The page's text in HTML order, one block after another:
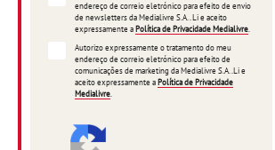
endereço de correio eletrónico para efeito de envio
de newsletters da Medialivre S.A.. Li e aceito
expressamente aPolítica de Privacidade Medialivre
Autorizo expressamente o tratamento do meu
endereço de correio eletrónico para efeito de
comunicações de marketing da Medialivre S.A..Li e
aceito expressamente aPolítica de Privacidade
Medialivre